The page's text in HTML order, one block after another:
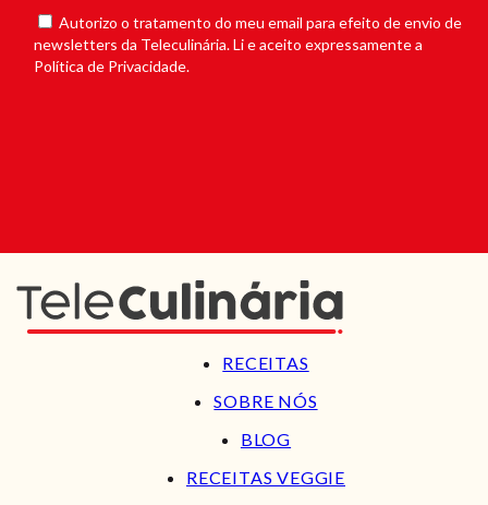
Autorizo o tratamento do meu email para efeito de envio de
newsletters da Teleculinária. Li e aceito expressamente a
Política de Privacidade.
RECEITAS
SOBRE NÓS
BLOG
RECEITAS VEGGIE